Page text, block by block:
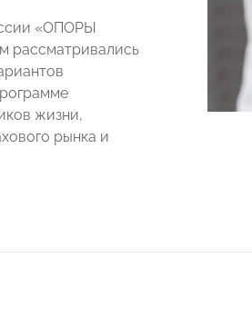
«ОПОРЫ
рассматривались
жизни,
рынка и